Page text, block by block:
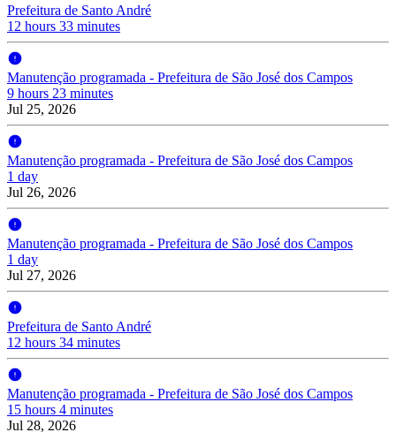
Prefeitura de Santo André
12 hours 33 minutes
Manutenção programada - Prefeitura de São José dos Campos
9 hours 23 minutes
Jul 25, 2026
Manutenção programada - Prefeitura de São José dos Campos
1 day
Jul 26, 2026
Manutenção programada - Prefeitura de São José dos Campos
1 day
Jul 27, 2026
Prefeitura de Santo André
12 hours 34 minutes
Manutenção programada - Prefeitura de São José dos Campos
15 hours 4 minutes
Jul 28, 2026